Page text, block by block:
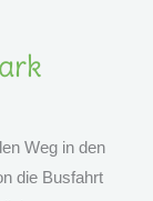
Weg in den
die Busfahrt